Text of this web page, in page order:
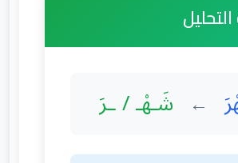
← شَـهْـ / ـرَ